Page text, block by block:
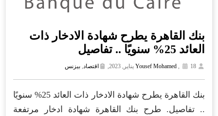
بنك القاهرة يطرح شهادة الادخار ذات
العائد 25% سنويًا .. تفاصيل
Yousef Mohamed , 18 يناير, 2023, اقتصاد, بيزنس
بنك القاهرة يطرح شهادة الادخار ذات العائد 25% سنويًا
.. تفاصيل. طرح بنك القاهرة شهادة ادخار مرتفعة